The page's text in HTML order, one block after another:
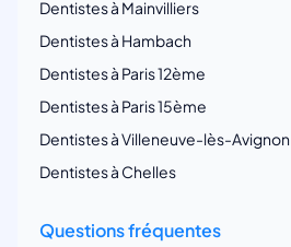
Dentistes à Mainvilliers
Dentistes à Hambach
Dentistes à Paris 12ème
Dentistes à Paris 15ème
Dentistes à Villeneuve-lès-Avignon
Dentistes à Chelles
Questions fréquentes